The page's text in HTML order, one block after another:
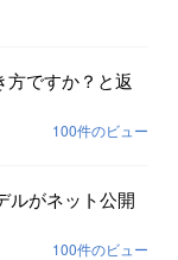
方ですか？と返
100件のビュー
ルがネット公開
100件のビュー